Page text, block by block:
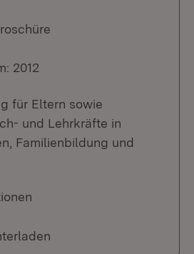
2012
für Eltern sowie
und Lehrkräfte in
Familienbildung und